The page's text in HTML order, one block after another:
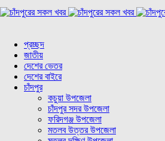
প্রচ্ছদ
জাতীয়
দেশের ভেতর
দেশের বাইরে
চাঁদপুর
কচুয়া উপজেলা
চাঁদপুর সদর উপজেলা
ফরিদগঞ্জ উপজেলা
মতলব উত্তর উপজেলা